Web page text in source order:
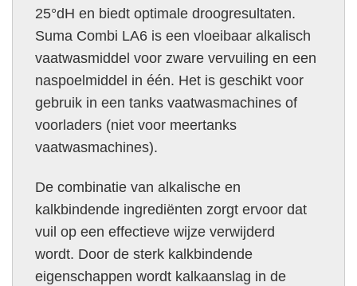
25°dH en biedt optimale droogresultaten.
Suma Combi LA6 is een vloeibaar alkalisch
vaatwasmiddel voor zware vervuiling en een
naspoelmiddel in één. Het is geschikt voor
gebruik in een tanks vaatwasmachines of
voorladers (niet voor meertanks
vaatwasmachines).
De combinatie van alkalische en
kalkbindende ingrediënten zorgt ervoor dat
vuil op een effectieve wijze verwijderd
wordt. Door de sterk kalkbindende
eigenschappen wordt kalkaanslag in de